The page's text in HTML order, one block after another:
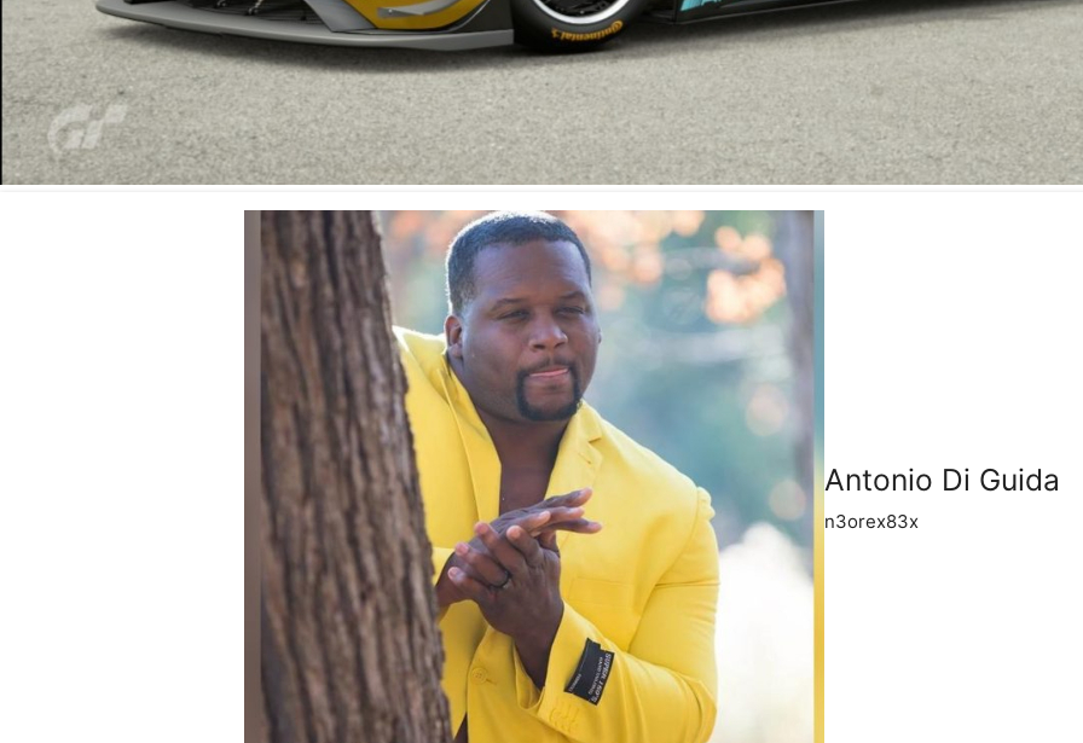
Antonio Di Guida
n3orex83x